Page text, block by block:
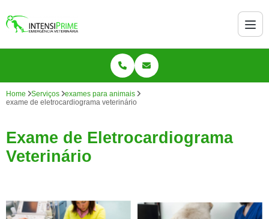
Home Serviços
exames para animais
exame de eletrocardiograma veterinário
Exame de Eletrocardiograma
Veterinário